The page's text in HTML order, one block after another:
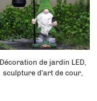
Décoration de jardin LED,
sculpture d'art de cour,